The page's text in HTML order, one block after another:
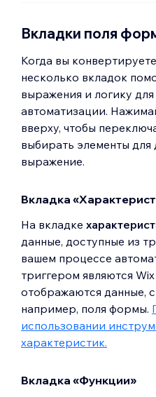
Вкладки поля
Когда вы
несколько вкладок
выражения и логику
автоматизации.
вверху, чтобы
выбирать элементы для
выражение.
Вкладка
На вкладке
данные, доступные из
вашем процессе
триггером являются
отображаются данные,
например, поля формы.
использовании
характеристик.
Вкладка «Функции»